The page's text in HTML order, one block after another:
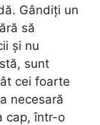
Gândiți un
să
și nu
sunt
cei foarte
necesară
cap, într-o